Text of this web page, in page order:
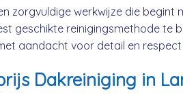
zorgvuldige werkwijze die begint
geschikte reinigingsmethode te
aandacht voor detail en
Dakreiniging in